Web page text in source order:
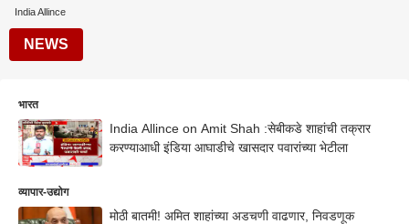
India Allince
NEWS
भारत
India Allince on Amit Shah :सेबीकडे शाहांची तक्रार
करण्याआधी इंडिया आघाडीचे खासदार पवारांच्या भेटीला
व्यापार-उद्योग
मोठी बातमी! अमित शाहांच्या अडचणी वाढणार, निवडणूक